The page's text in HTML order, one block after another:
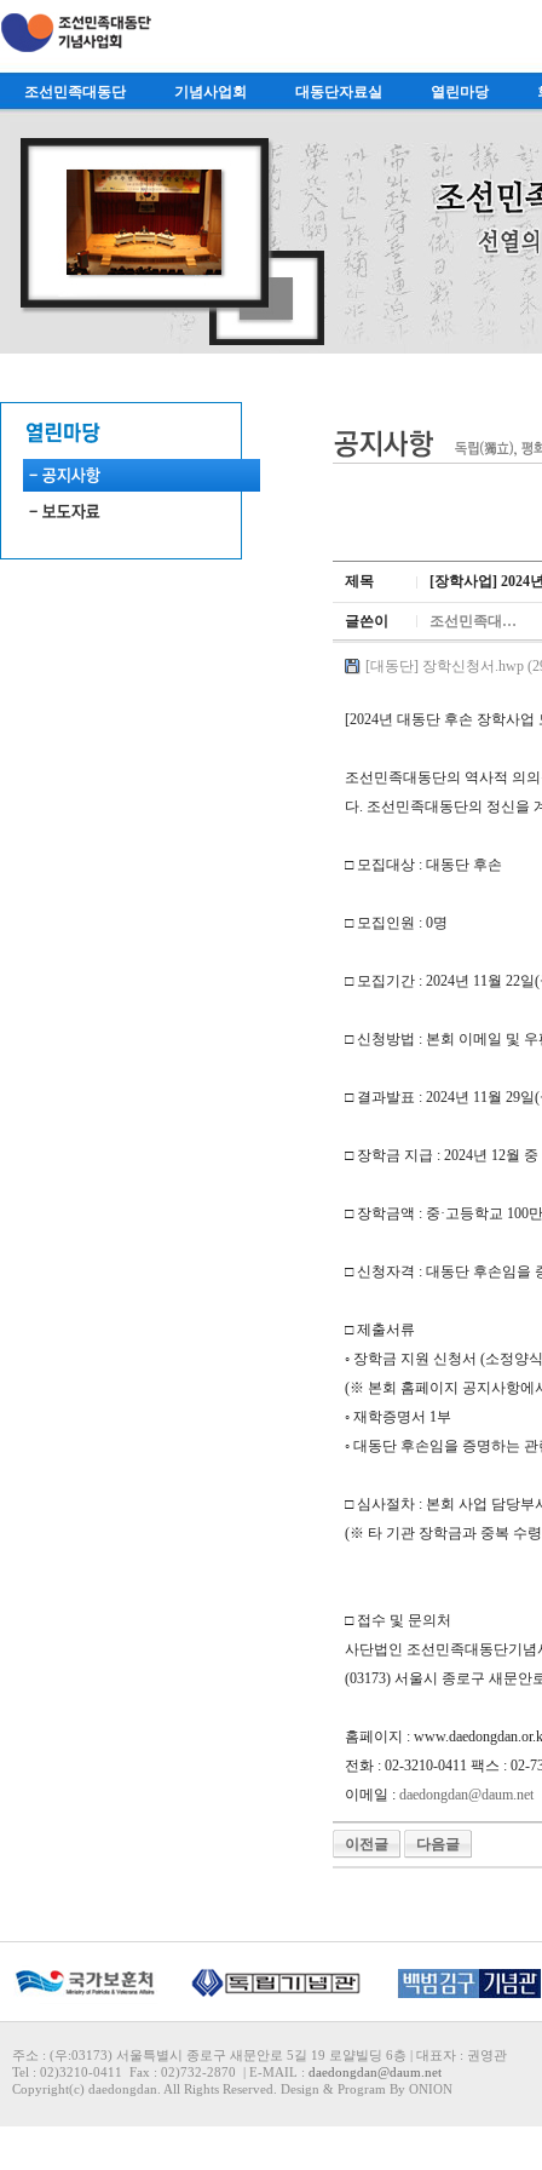
조선민족대동단 기념사업회 대동단자료실 열린마당
제목 [장학사업] 2024
글쓴이 조선민족대…
[대동단] 장학신청서.hwp
[2024년 대동단 후손 장학사업
조선민족대동단의 역사적 의
다. 조선민족대동단의 정신을
□ 모집대상 : 대동단 후손
□ 모집인원 : 0명
□ 모집기간 : 2024년 11월 22
□ 신청방법 : 본회 이메일 및
□ 결과발표 : 2024년 11월 29
□ 장학금 지급 : 2024년 12월
□ 장학금액 : 중·고등학교 100
□ 신청자격 : 대동단 후손임을
□ 제출서류
◦ 장학금 지원 신청서 (소정양
(※ 본회 홈페이지 공지사항에
◦ 재학증명서 1부
◦ 대동단 후손임을 증명하는
□ 심사절차 : 본회 사업 담당부
(※ 타 기관 장학금과 중복 수
□ 접수 및 문의처
사단법인 조선민족대동단기념
(03173) 서울시 종로구 새문안
홈페이지 :
전화 : 02-3210-0411 팩스 : 02-
이메일 : daedongdan@daum.net
이전글 다음글
주소 : (우:03173) 서울특별시 종로구 새문안로 5길 19 로얄빌딩 6층 | 대표자 : 권영관
Tel : 02)3210-0411 Fax : 02)732-2870 | E-MAIL : daedongdan@daum.net
Copyright(c) daedongdan. All Rights Reserved. Design & Program By ONION